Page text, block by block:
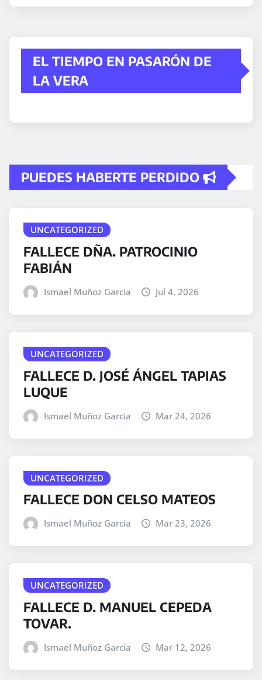
EL TIEMPO EN PASARÓN DE
LA VERA
PUEDES HABERTE PERDIDO
UNCATEGORIZED
FALLECE DÑA. PATROCINIO
FABIÁN
Ismael Muñoz Garcia Jul 4, 2026
UNCATEGORIZED
FALLECE D. JOSÉ ÁNGEL TAPIAS
LUQUE
Ismael Muñoz Garcia Mar 24, 2026
UNCATEGORIZED
FALLECE DON CELSO MATEOS
Ismael Muñoz Garcia Mar 23, 2026
UNCATEGORIZED
FALLECE D. MANUEL CEPEDA
TOVAR.
Ismael Muñoz Garcia Mar 12, 2026